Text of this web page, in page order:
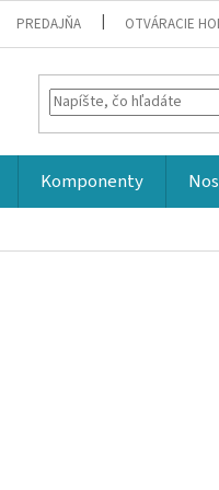
PREDAJŇA OTVÁRACIE
Komponenty